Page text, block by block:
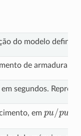
do modelo
de armadura,
segundos.
em /